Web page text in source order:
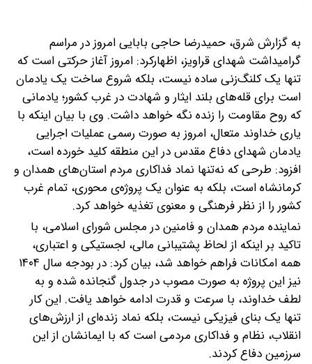
به گزارش شرق، حمیدرضا حاجی بابایی امروز در مراسم
گرامیداشت شهدای قراویز، اظهار‌کرد: امروز آغاز حرکتی است که
تنها یک کلنگ‌زنی ساده نیست، بلکه شروع ساخت یک یادمان
است برای قله‌های بلند ایثار و شهادت در غرب کشور؛ یادمانی
که روح مقاومت را زنده نگه خواهد داشت. وی با بیان اینکه با
یاری خداوند متعال، امروز به صورت رسمی عملیات اجرایی
یادمان شهدای دفاع مقدس در این منطقه کلید خورده است،
افزود: طرحی که نه‌تنها نماد فداکاری مردم استان‌های همدان و
کرمانشاه است، بلکه به عنوان یک پروژه‌ی محوری، تمام غرب
کشور را از نظر فرهنگی و معنوی تغذیه خواهد کرد.
نماینده مردم همدان و فامنین در مجلس شورای اسلامی، با
تاکید بر اینکه از لحاظ پشتیبانی مالی، لجستیکی و اعتباری،
همه امکانات فراهم خواهد شد، بیان کرد: در بودجه سال ۱۴۰۴
نیز این پروژه به صورت مصوب در جدول گنجانده شده و به
لطف خداوند، با سرعت و قدرت ادامه خواهد یافت. این کار
تنها یک بنای فیزیکی نیست، بلکه نماد زنده‌ای از ارزش‌های
انقلاب، نظام و فداکاری مردمی است که با ایمانشان از این
سرزمین دفاع کردند.